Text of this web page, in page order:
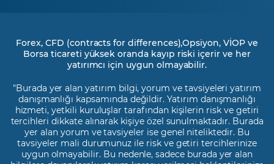
Forex, CFD (contracts for differences),Opsiyon, VİOP ve
Borsa ticareti yüksek oranda kayıp riski içerir ve her
yatırımcı için uygun olmayabilir.
"Burada yer alan yatırım bilgi, yorum ve tavsiyeleri yatırım
danışmanlığı kapsamında değildir. Yatırım danışmanlığı
hizmeti, yetkili kuruluşlar tarafından kişilerin risk ve getiri
tercihleri dikkate alınarak kişiye özel sunulmaktadır. Burada
yer alan yorum ve tavsiyeler ise genel niteliktedir. Bu
tavsiyeler mali durumunuz ile risk ve getiri tercihlerinize
uygun olmayabilir. Bu nedenle, sadece burada yer alan